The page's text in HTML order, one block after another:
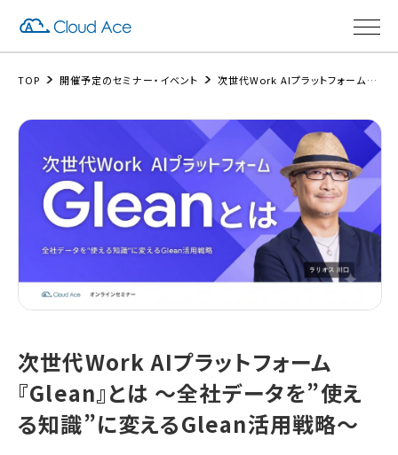
TOP 開催予定のセミナー・イベント 次世代Work AIプラットフォーム『Glean』とは 〜全社データを”使える知識”に変えるGlean活用戦略〜
次世代Work AIプラットフォーム
『Glean』とは 〜全社データを”使え
る知識”に変えるGlean活用戦略〜